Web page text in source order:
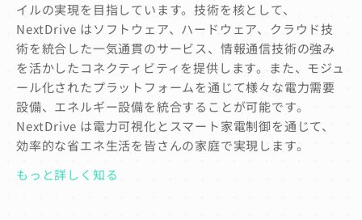
イルの実現を目指しています。技術を核として、
NextDrive はソフトウェア、ハードウェア、クラウド技
術を統合した一気通貫のサービス、情報通信技術の強み
を活かしたコネクティビティを提供します。また、モジュ
ール化されたプラットフォームを通じて様々な電力需要
設備、エネルギー設備を統合することが可能です。
NextDrive は電力可視化とスマート家電制御を通じて、
効率的な省エネ生活を皆さんの家庭で実現します。
もっと詳しく知る